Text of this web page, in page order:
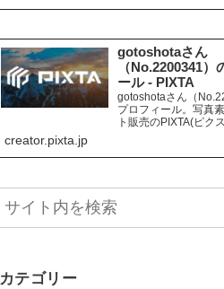
購入可能です。個人
イヤリティフリー画
販促、社内資料作り、
等にご活用ください
gotoshotaさん
（No.2200341）
ール - PIXTA
gotoshotaさん（
プロフィール。写真
ト販売のPIXTA(ピク
550円から購入可能
creator.pixta.jp
カテゴリー